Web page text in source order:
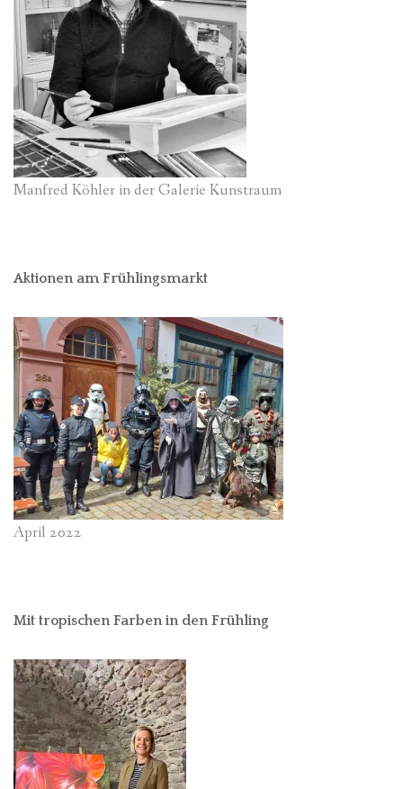
Manfred Köhler in der Galerie Kunstraum
Aktionen am Frühlingsmarkt
April 2022
Mit tropischen Farben in den Frühling